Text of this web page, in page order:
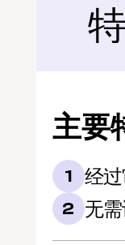
主要
1 经
2 无